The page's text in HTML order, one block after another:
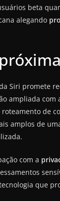
beta
alegando
Siri promete
ampliada
de
amplos de
com a
que